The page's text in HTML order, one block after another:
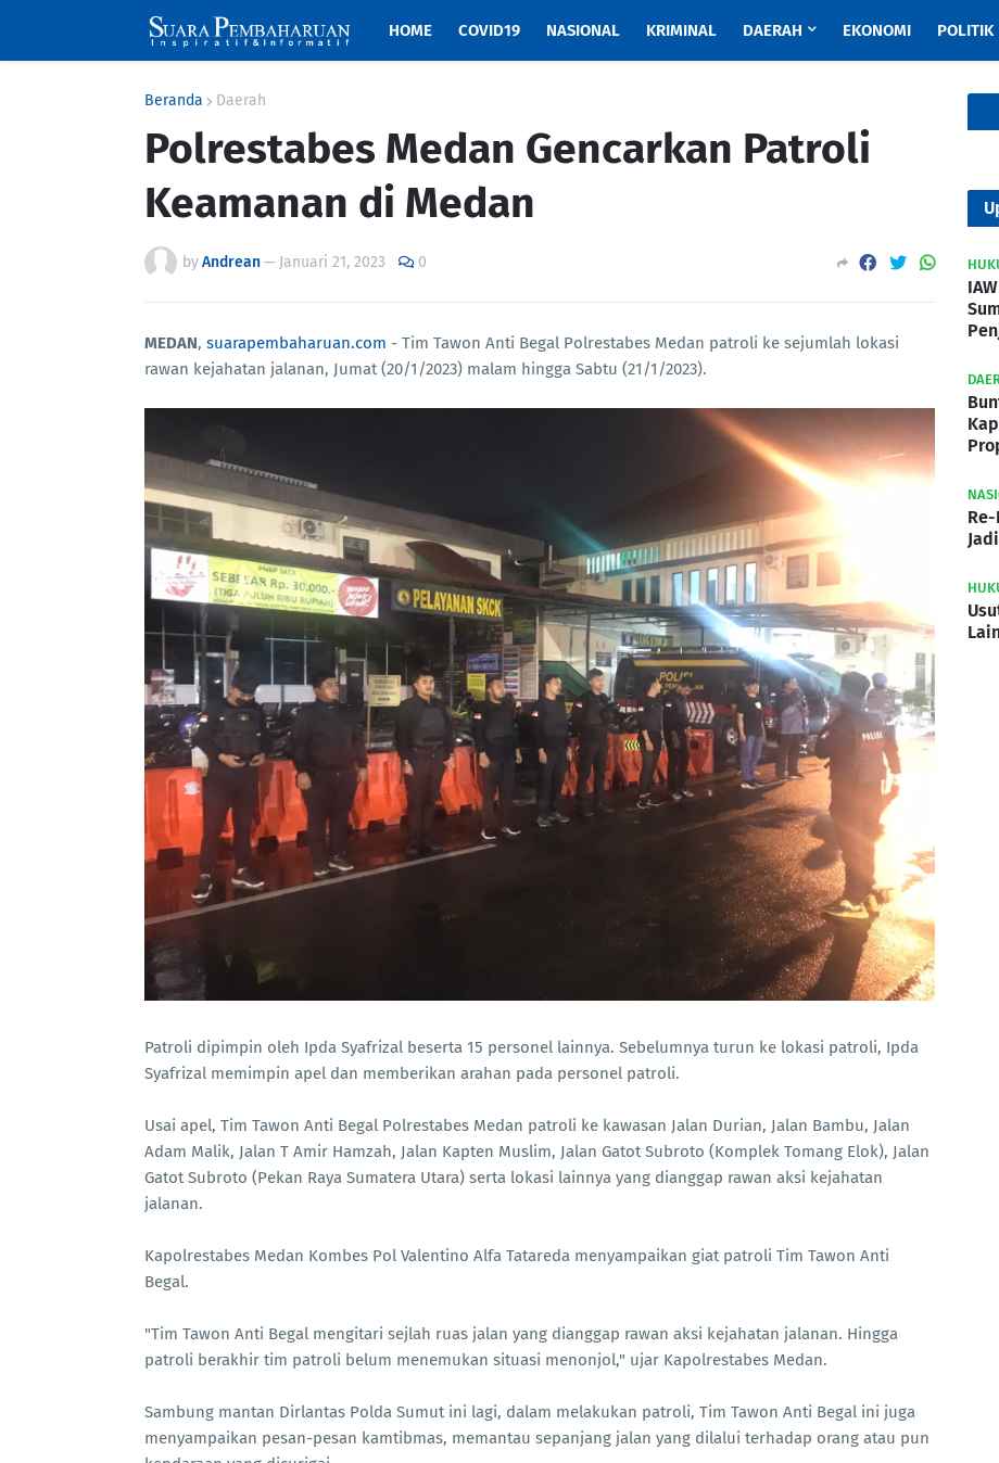
HOME COVID19 NASIONAL KRIMINAL DAERAH EKONOMI POLITIK
Beranda Daerah
Polrestabes Medan Gencarkan Patroli
Keamanan di Medan
byAndrean— Januari 21, 2023 0
MEDAN, suarapembaharuan.com - Tim Tawon Anti Begal Polrestabes Medan patroli ke sejumlah lokasi
rawan kejahatan jalanan, Jumat (20/1/2023) malam hingga Sabtu (21/1/2023).
Patroli dipimpin oleh Ipda Syafrizal beserta 15 personel lainnya. Sebelumnya turun ke lokasi patroli, Ipda
Syafrizal memimpin apel dan memberikan arahan pada personel patroli.
Usai apel, Tim Tawon Anti Begal Polrestabes Medan patroli ke kawasan Jalan Durian, Jalan Bambu, Jalan
Adam Malik, Jalan T Amir Hamzah, Jalan Kapten Muslim, Jalan Gatot Subroto (Komplek Tomang Elok), Jalan
Gatot Subroto (Pekan Raya Sumatera Utara) serta lokasi lainnya yang dianggap rawan aksi kejahatan
jalanan.
Kapolrestabes Medan Kombes Pol Valentino Alfa Tatareda menyampaikan giat patroli Tim Tawon Anti
Begal.
"Tim Tawon Anti Begal mengitari sejlah ruas jalan yang dianggap rawan aksi kejahatan jalanan. Hingga
patroli berakhir tim patroli belum menemukan situasi menonjol," ujar Kapolrestabes Medan.
Sambung mantan Dirlantas Polda Sumut ini lagi, dalam melakukan patroli, Tim Tawon Anti Begal ini juga
menyampaikan pesan-pesan kamtibmas, memantau sepanjang jalan yang dilalui terhadap orang atau pun